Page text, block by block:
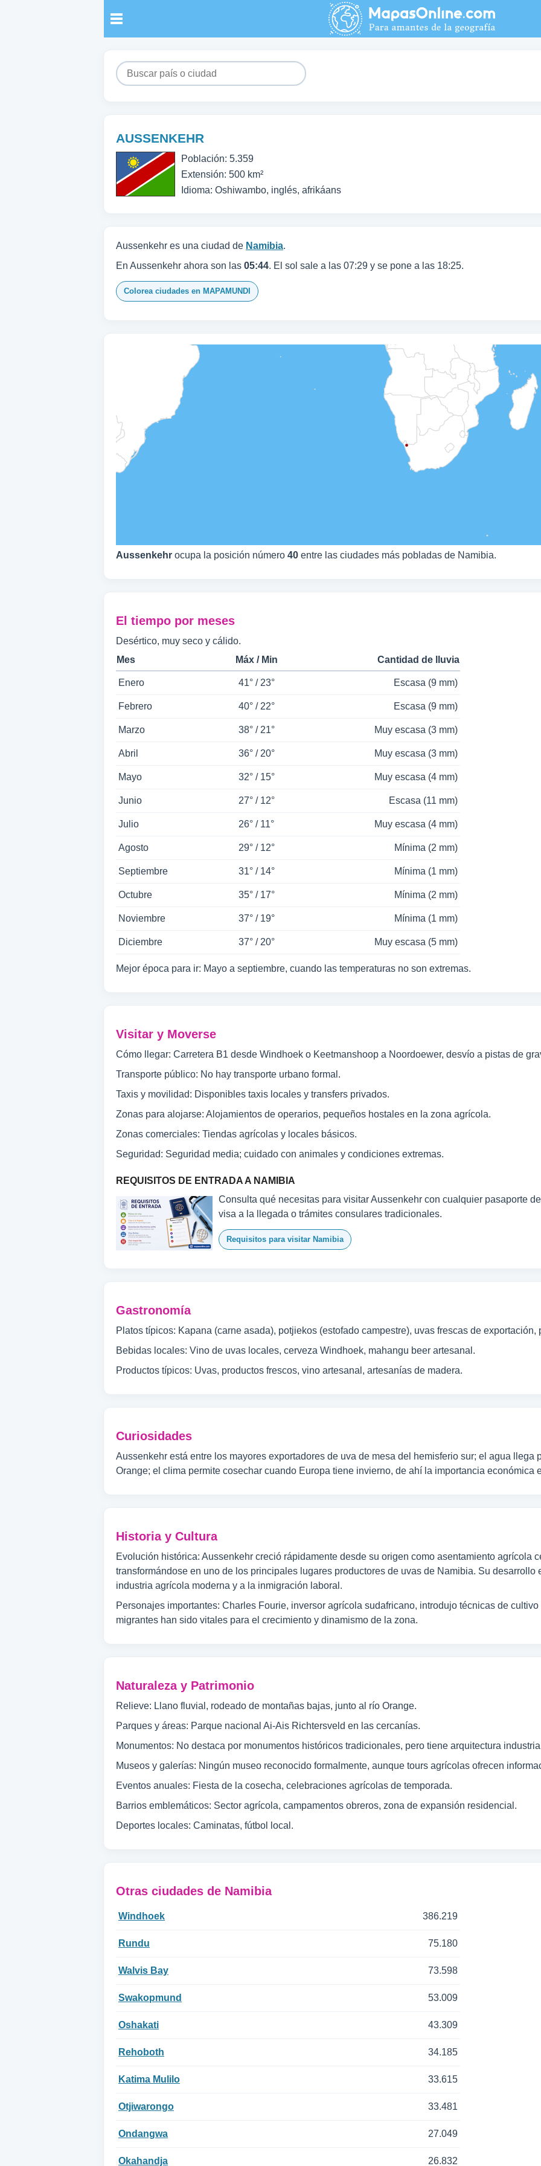
AUSSENKEHR
Población: 5.359
Extensión: 500 km²
Idioma: Oshiwambo, inglés, afrikáans
Aussenkehr es una ciudad de Namibia.
En Aussenkehr ahora son las 05:44. El sol sale a las 07:29 y se pone a las 18:25.
Colorea ciudades en MAPAMUNDI
Aussenkehr ocupa la posición número 40 entre las ciudades más pobladas de Namibia.
El tiempo por meses
Desértico, muy seco y cálido.
Mes
Máx / Min Cantidad de lluvia
Enero 41° / 23° Escasa (9 mm)
Febrero 40° / 22° Escasa (9 mm)
Marzo 38° / 21° Muy escasa (3 mm)
Abril 36° / 20° Muy escasa (3 mm)
Mayo 32° / 15° Muy escasa (4 mm)
Junio 27° / 12° Escasa (11 mm)
Julio 26° / 11° Muy escasa (4 mm)
Agosto 29° / 12° Mínima (2 mm)
Septiembre 31° / 14° Mínima (1 mm)
Octubre 35° / 17° Mínima (2 mm)
Noviembre 37° / 19° Mínima (1 mm)
Diciembre 37° / 20° Muy escasa (5 mm)
Mejor época para ir: Mayo a septiembre, cuando las temperaturas no son extremas.
Visitar y Moverse
Cómo llegar: Carretera B1 desde Windhoek o Keetmanshoop a Noordoewer, desvío a pistas de
Transporte público: No hay transporte urbano formal.
Taxis y movilidad: Disponibles taxis locales y transfers privados.
Zonas para alojarse: Alojamientos de operarios, pequeños hostales en la zona agrícola.
Zonas comerciales: Tiendas agrícolas y locales básicos.
Seguridad: Seguridad media; cuidado con animales y condiciones extremas.
REQUISITOS DE ENTRADA A NAMIBIA
Consulta qué necesitas para visitar Aussenkehr con cualquier pasaporte
visa a la llegada o trámites consulares tradicionales.
Requisitos para visitar Namibia
Gastronomía
Platos típicos: Kapana (carne asada), potjiekos (estofado campestre), uvas frescas de exportación,
Bebidas locales: Vino de uvas locales, cerveza Windhoek, mahangu beer artesanal.
Productos típicos: Uvas, productos frescos, vino artesanal, artesanías de madera.
Curiosidades
Aussenkehr está entre los mayores exportadores de uva de mesa del hemisferio sur; el agua llega
Orange; el clima permite cosechar cuando Europa tiene invierno, de ahí la importancia económica
Historia y Cultura
Evolución histórica: Aussenkehr creció rápidamente desde su origen como asentamiento agrícola
transformándose en uno de los principales lugares productores de uvas de Namibia. Su desarrollo
industria agrícola moderna y a la inmigración laboral.
Personajes importantes: Charles Fourie, inversor agrícola sudafricano, introdujo técnicas de
migrantes han sido vitales para el crecimiento y dinamismo de la zona.
Naturaleza y Patrimonio
Relieve: Llano fluvial, rodeado de montañas bajas, junto al río Orange.
Parques y áreas: Parque nacional Ai-Ais Richtersveld en las cercanías.
Monumentos: No destaca por monumentos históricos tradicionales, pero tiene arquitectura
Museos y galerías: Ningún museo reconocido formalmente, aunque tours agrícolas ofrecen
Eventos anuales: Fiesta de la cosecha, celebraciones agrícolas de temporada.
Barrios emblemáticos: Sector agrícola, campamentos obreros, zona de expansión residencial.
Deportes locales: Caminatas, fútbol local.
Otras ciudades de Namibia
Windhoek 386.219
Rundu 75.180
Walvis Bay 73.598
Swakopmund 53.009
Oshakati 43.309
Rehoboth 34.185
Katima Mulilo 33.615
Otjiwarongo 33.481
Ondangwa 27.049
Okahandja 26.832